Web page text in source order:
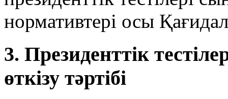
нормативтері осы
3. Президенттік
өткізу тәртібі